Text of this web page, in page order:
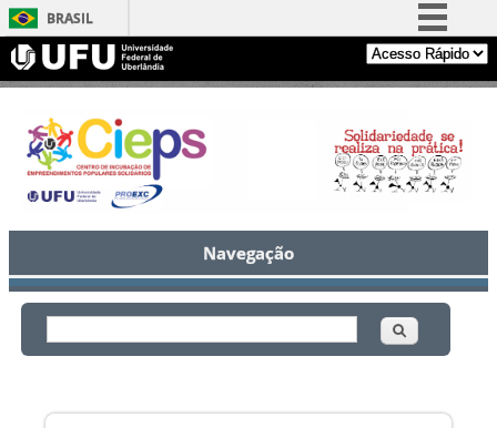
BRASIL
Simplifique!
Comunica BR
Participe
Acesso à informação
Legislação
Canais
Navegação
Formulário de busca
Buscar